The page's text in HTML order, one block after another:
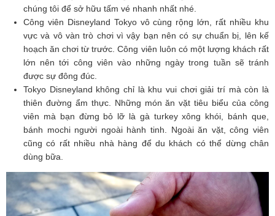
chúng tôi để sở hữu tấm vé nhanh nhất nhé.
Công viên Disneyland Tokyo vô cùng rộng lớn, rất nhiều khu
vực và vô vàn trò chơi vì vậy bạn nên có sự chuẩn bị, lên kế
hoạch ăn chơi từ trước. Công viên luôn có một lượng khách rất
lớn nên tới công viên vào những ngày trong tuần sẽ tránh
được sự đông đúc.
Tokyo Disneyland không chỉ là khu vui chơi giải trí mà còn là
thiên đường ẩm thực. Những món ăn vặt tiêu biểu của công
viên mà bạn đừng bỏ lỡ là gà turkey xông khói, bánh que,
bánh mochi người ngoài hành tinh. Ngoài ăn vặt, công viên
cũng có rất nhiều nhà hàng để du khách có thể dừng chân
dùng bữa.